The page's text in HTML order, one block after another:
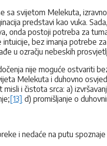
sa svijetom Melekuta,
predstavi kao vuka.
onda postoji potreba za
bez imanja potrebe
u ozračju nebeskih
nije moguće ostvariti
Melekuta i duhovno
i čistota srca: a)
[13] d) promišljanje o
i nedaće na putu